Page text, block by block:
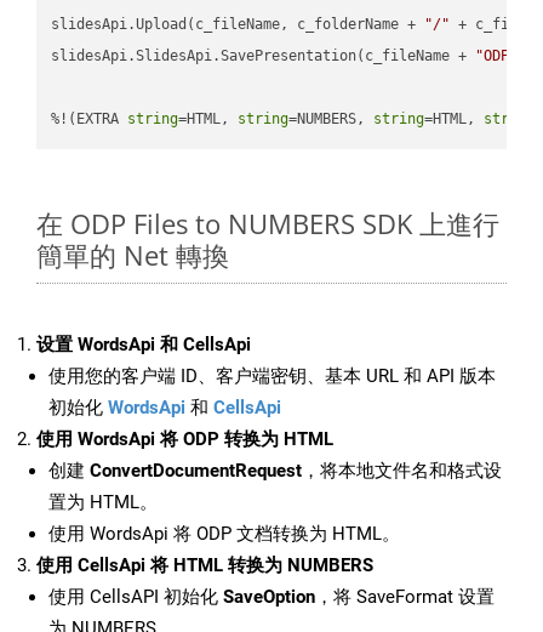
slidesApi.Upload(c_fileName, c_folderName + "/" +
slidesApi.SlidesApi.SavePresentation(c_fileName +
"ODP"
%!(EXTRA string=HTML, string=NUMBERS, string=HTML, string
在 ODP Files to NUMBERS SDK 上進行
簡單的 Net 轉換
设置 WordsApi 和 CellsApi
使用您的客户端 ID、客户端密钥、基本 URL 和 API 版本
初始化 WordsApi 和 CellsApi
使用 WordsApi 将 ODP 转换为 HTML
创建 ConvertDocumentRequest ，将本地文件名和格式设
置为 HTML。
使用 WordsApi 将 ODP 文档转换为 HTML。
使用 CellsApi 将 HTML 转换为 NUMBERS
使用 CellsAPI 初始化 SaveOption ，将 SaveFormat 设置